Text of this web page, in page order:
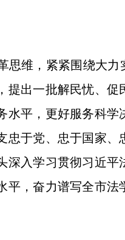
维，紧紧围绕大力
出一批解民忧、
平，更好服务科
于党、忠于国家
入学习贯彻习近
，奋力谱写全市